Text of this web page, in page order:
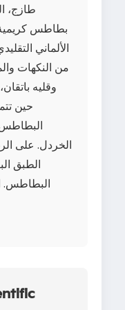
طازج،
بطاطس
الألماني
من النكهات
وقليه
حين
الخردل. على
الطبق
البطاطس.